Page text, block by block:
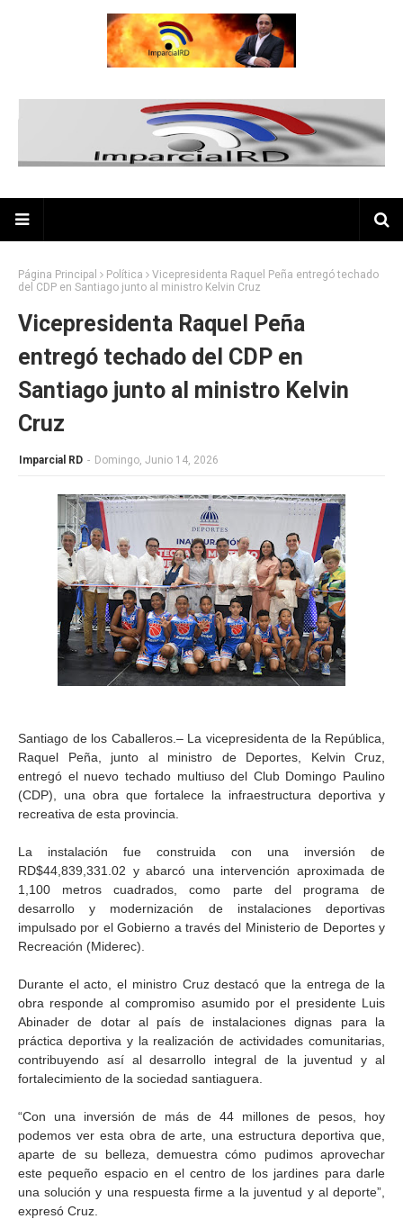
Página Principal Política
Vicepresidenta Raquel Peña entregó techado
del CDP en Santiago junto al ministro Kelvin Cruz
Vicepresidenta Raquel Peña
entregó techado del CDP en
Santiago junto al ministro Kelvin
Cruz
Imparcial RD - Domingo, Junio 14, 2026
Santiago de los Caballeros.– La vicepresidenta de la República,
Raquel Peña, junto al ministro de Deportes, Kelvin Cruz,
entregó el nuevo techado multiuso del Club Domingo Paulino
(CDP), una obra que fortalece la infraestructura deportiva y
recreativa de esta provincia.
La instalación fue construida con una inversión de
RD$44,839,331.02 y abarcó una intervención aproximada de
1,100 metros cuadrados, como parte del programa de
desarrollo y modernización de instalaciones deportivas
impulsado por el Gobierno a través del Ministerio de Deportes y
Recreación (Miderec).
Durante el acto, el ministro Cruz destacó que la entrega de la
obra responde al compromiso asumido por el presidente Luis
Abinader de dotar al país de instalaciones dignas para la
práctica deportiva y la realización de actividades comunitarias,
contribuyendo así al desarrollo integral de la juventud y al
fortalecimiento de la sociedad santiaguera.
“Con una inversión de más de 44 millones de pesos, hoy
podemos ver esta obra de arte, una estructura deportiva que,
aparte de su belleza, demuestra cómo pudimos aprovechar
este pequeño espacio en el centro de los jardines para darle
una solución y una respuesta firme a la juventud y al deporte”,
expresó Cruz.